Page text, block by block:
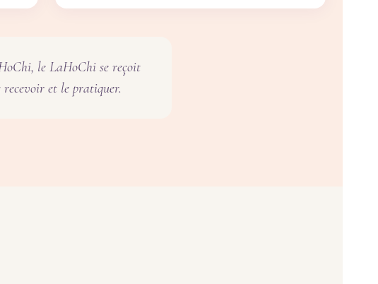
le LaHoChi se reçoit
et le pratiquer.